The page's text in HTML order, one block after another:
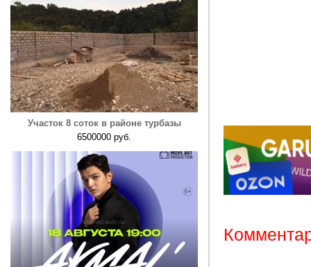
Участок 8 соток в районе турбазы
6500000 руб.